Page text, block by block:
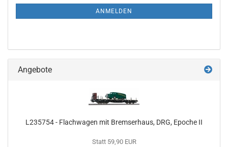
ANMELDEN
Angebote
L235754 - Flachwagen mit Bremserhaus, DRG, Epoche II
Statt 59,90 EUR